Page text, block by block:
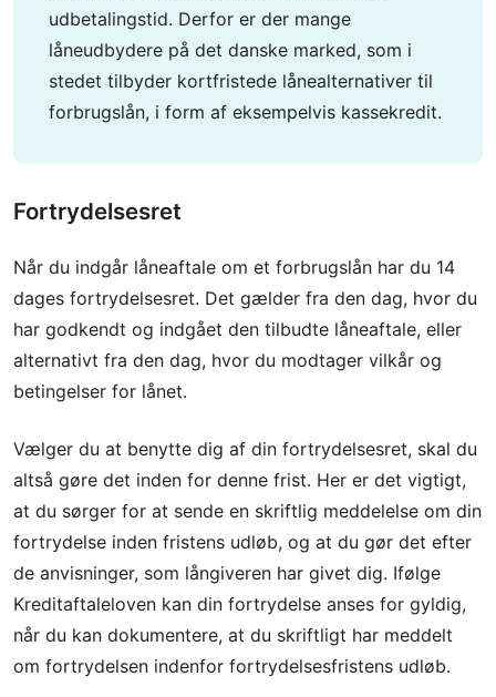
udbetalingstid. Derfor er der mange
låneudbydere på det danske marked, som i
stedet tilbyder kortfristede lånealternativer til
forbrugslån, i form af eksempelvis kassekredit.
Fortrydelsesret
Når du indgår låneaftale om et forbrugslån har du 14
dages fortrydelsesret. Det gælder fra den dag, hvor du
har godkendt og indgået den tilbudte låneaftale, eller
alternativt fra den dag, hvor du modtager vilkår og
betingelser for lånet.
Vælger du at benytte dig af din fortrydelsesret, skal du
altså gøre det inden for denne frist. Her er det vigtigt,
at du sørger for at sende en skriftlig meddelelse om din
fortrydelse inden fristens udløb, og at du gør det efter
de anvisninger, som långiveren har givet dig. Ifølge
Kreditaftaleloven kan din fortrydelse anses for gyldig,
når du kan dokumentere, at du skriftligt har meddelt
om fortrydelsen indenfor fortrydelsesfristens udløb.